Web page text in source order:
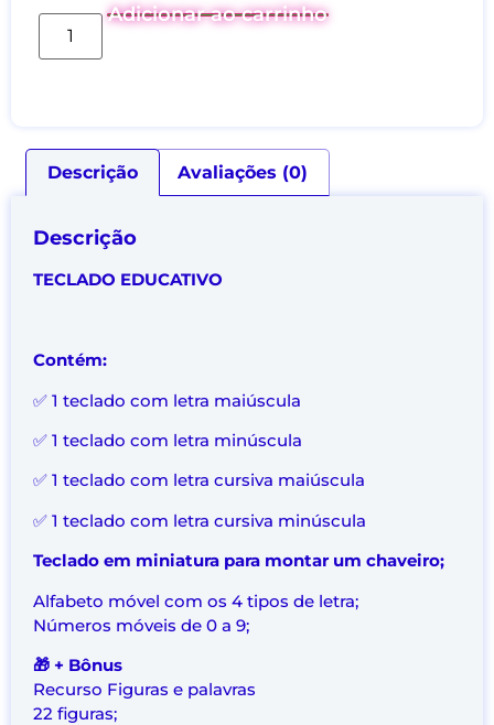
Adicionar ao carrinho
Descrição Avaliações (0)
Descrição
TECLADO EDUCATIVO
Contém:
✅ 1 teclado com letra maiúscula
✅ 1 teclado com letra minúscula
✅ 1 teclado com letra cursiva maiúscula
✅ 1 teclado com letra cursiva minúscula
Teclado em miniatura para montar um chaveiro;
Alfabeto móvel com os 4 tipos de letra;
Números móveis de 0 a 9;
🎁 + Bônus
Recurso Figuras e palavras
22 figuras;